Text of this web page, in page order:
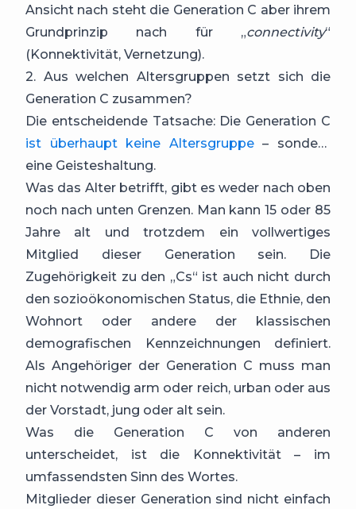
Ansicht nach steht die Generation C aber ihrem
Grundprinzip nach für „connectivity“
(Konnektivität, Vernetzung).
2. Aus welchen Altersgruppen setzt sich die
Generation C zusammen?
Die entscheidende Tatsache: Die Generation C
ist überhaupt keine Altersgruppe– sondern
eine Geisteshaltung.
Was das Alter betrifft, gibt es weder nach oben
noch nach unten Grenzen. Man kann 15 oder 85
Jahre alt und trotzdem ein vollwertiges
Mitglied dieser Generation sein. Die
Zugehörigkeit zu den „Cs“ ist auch nicht durch
den sozioökonomischen Status, die Ethnie, den
Wohnort oder andere der klassischen
demografischen Kennzeichnungen definiert.
Als Angehöriger der Generation C muss man
nicht notwendig arm oder reich, urban oder aus
der Vorstadt, jung oder alt sein.
Was die Generation C von anderen
unterscheidet, ist die Konnektivität – im
umfassendsten Sinn des Wortes.
Mitglieder dieser Generation sind nicht einfach